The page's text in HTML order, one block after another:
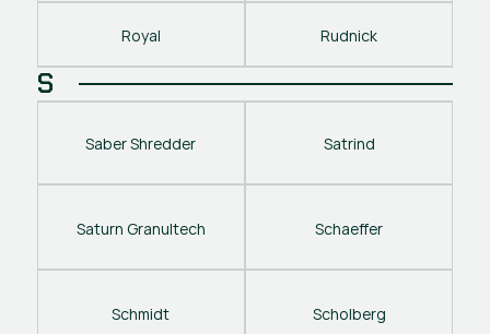
Royal Rudnick
S
Saber Shredder Satrind
Saturn Granultech Schaeffer
Schmidt Scholberg